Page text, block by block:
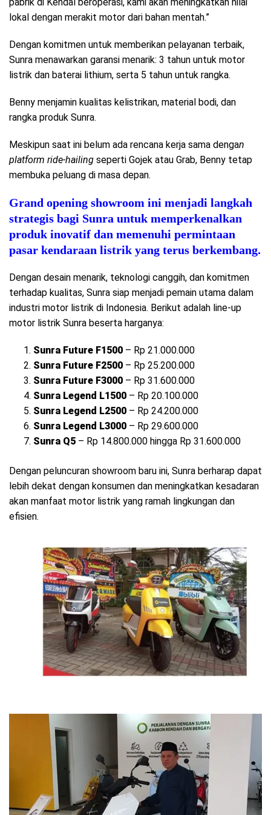
lokal dengan merakit motor dari bahan mentah.”
Dengan komitmen untuk memberikan pelayanan terbaik,
Sunra menawarkan garansi menarik: 3 tahun untuk motor
listrik dan baterai lithium, serta 5 tahun untuk rangka.
Benny menjamin kualitas kelistrikan, material bodi, dan
rangka produk Sunra.
Meskipun saat ini belum ada rencana kerja sama dengan
platform ride-hailing seperti Gojek atau Grab, Benny tetap
membuka peluang di masa depan.
Grand opening showroom ini menjadi langkah
strategis bagi Sunra untuk memperkenalkan
produk inovatif dan memenuhi permintaan
pasar kendaraan listrik yang terus berkembang.
Dengan desain menarik, teknologi canggih, dan komitmen
terhadap kualitas, Sunra siap menjadi pemain utama dalam
industri motor listrik di Indonesia. Berikut adalah line-up
motor listrik Sunra beserta harganya:
Sunra Future F1500 – Rp 21.000.000
Sunra Future F2500 – Rp 25.200.000
Sunra Future F3000 – Rp 31.600.000
Sunra Legend L1500 – Rp 20.100.000
Sunra Legend L2500 – Rp 24.200.000
Sunra Legend L3000 – Rp 29.600.000
Sunra Q5 – Rp 14.800.000 hingga Rp 31.600.000
Dengan peluncuran showroom baru ini, Sunra berharap dapat
lebih dekat dengan konsumen dan meningkatkan kesadaran
akan manfaat motor listrik yang ramah lingkungan dan
efisien.